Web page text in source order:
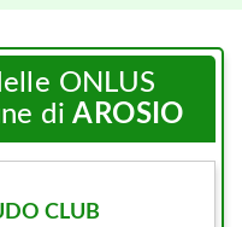
ONLUS
diAROSIO
CLUB